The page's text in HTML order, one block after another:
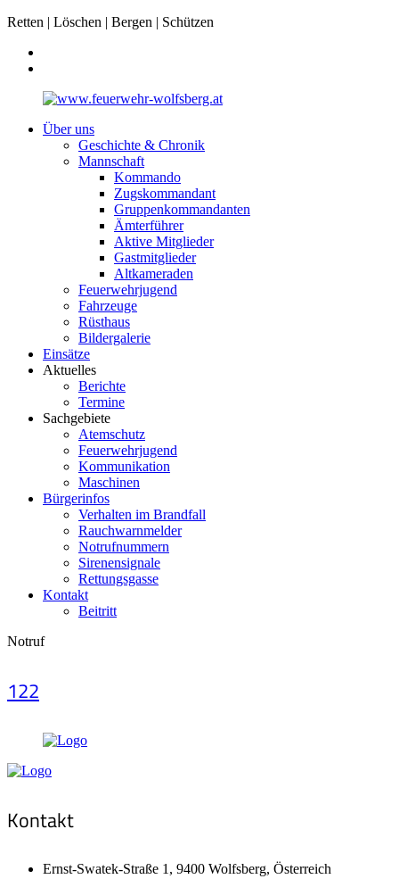
Retten | Löschen | Bergen | Schützen
Über uns
Geschichte & Chronik
Mannschaft
Kommando
Zugskommandant
Gruppenkommandanten
Ämterführer
Aktive Mitglieder
Gastmitglieder
Altkameraden
Feuerwehrjugend
Fahrzeuge
Rüsthaus
Bildergalerie
Einsätze
Aktuelles
Berichte
Termine
Sachgebiete
Atemschutz
Feuerwehrjugend
Kommunikation
Maschinen
Bürgerinfos
Verhalten im Brandfall
Rauchwarnmelder
Notrufnummern
Sirenensignale
Rettungsgasse
Kontakt
Beitritt
Notruf
122
Kontakt
Ernst-Swatek-Straße 1, 9400 Wolfsberg, Österreich